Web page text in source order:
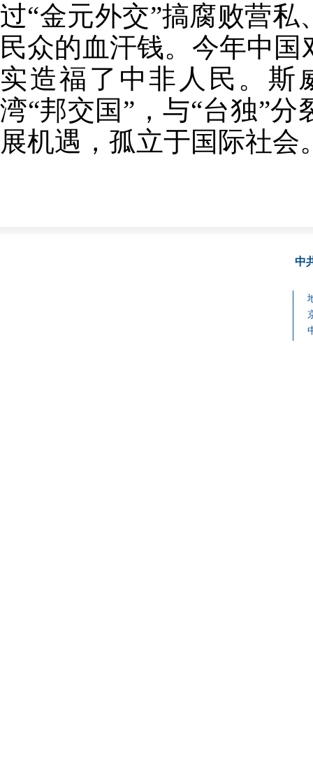
过“金元外交”搞腐败营
民众的血汗钱。今年中
实造福了中非人民。斯
湾“邦交国”，与“台独”
展机遇，孤立于国际社会
中